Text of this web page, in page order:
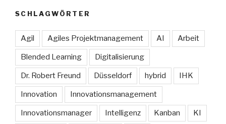
SCHLAGWÖRTER
Agil Agiles Projektmanagement AI Arbeit
Blended Learning Digitalisierung
Dr. Robert Freund Düsseldorf hybrid IHK
Innovation Innovationsmanagement
Innovationsmanager Intelligenz Kanban KI